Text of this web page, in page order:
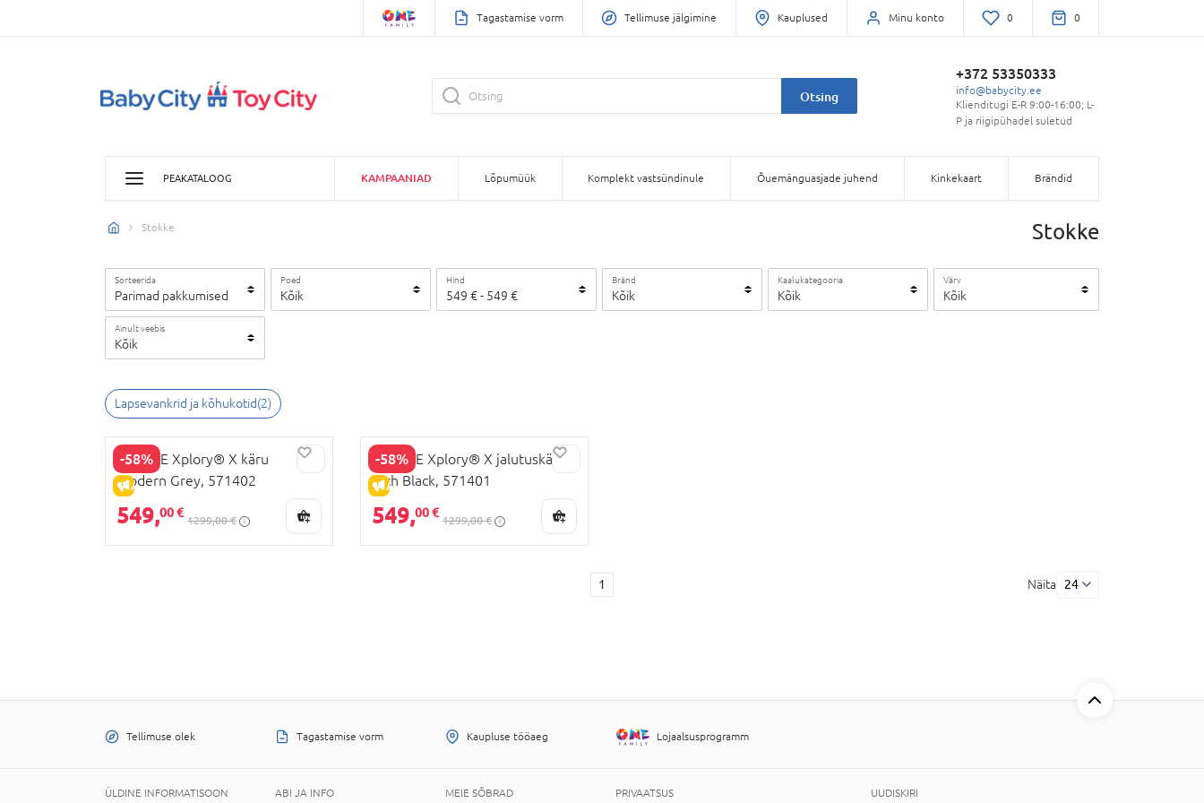
Tagastamise vorm Tellimuse jälgimine Kauplused Minu konto 0 0
Otsing
+372 53350333
info@babycity.ee
Klienditugi E-R 9:00-16:00; L-
P ja riigipühadel suletud
PEAKATALOOG KAMPAANIAD Lõpumüük Komplekt vastsündinule Õuemänguasjade juhend Kinkekaart Brändid
Stokke Stokke
Sorteerida
Parimad pakkumised
Poed
Kõik
Hind
549 €- 549 €
Bränd
Kõik
Kaalukategooria
Kõik
Värv
Kõik
Ainult veebis
Kõik
Lapsevankrid ja kõhukotid(2)
-58%
ALLAHINDLUS
STOKKE Xplory® X käru
Modern Grey, 571402
549,00 €
1299,00 €
-58%
ALLAHINDLUS
STOKKE Xplory® X jalutuskäru
Rich Black, 571401
549,00 €
1299,00 €
1 Näita 24
Tellimuse olek Tagastamise vorm Kaupluse tööaeg Lojaalsusprogramm
ÜLDINE INFORMATISOON ABI JA INFO MEIE SÕBRAD PRIVAATSUS UUDISKIRI